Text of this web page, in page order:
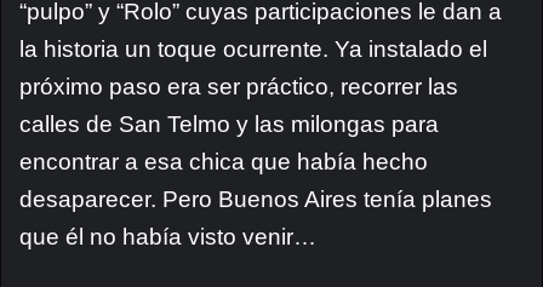
“pulpo” y “Rolo” cuyas participaciones le dan a
la historia un toque ocurrente. Ya instalado el
próximo paso era ser práctico, recorrer las
calles de San Telmo y las milongas para
encontrar a esa chica que había hecho
desaparecer. Pero Buenos Aires tenía planes
que él no había visto venir…